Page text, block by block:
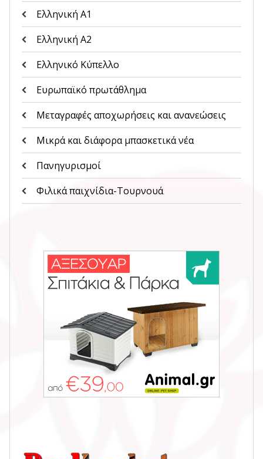
Ελληνική Α1
Ελληνική Α2
Ελληνικό Κύπελλο
Ευρωπαϊκό πρωτάθλημα
Μεταγραφές αποχωρήσεις και ανανεώσεις
Μικρά και διάφορα μπασκετικά νέα
Πανηγυρισμοί
Φιλικά παιχνίδια-Τουρνουά